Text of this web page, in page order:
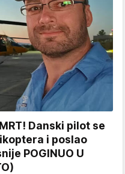
Danski pilot se
i poslao
POGINUO U